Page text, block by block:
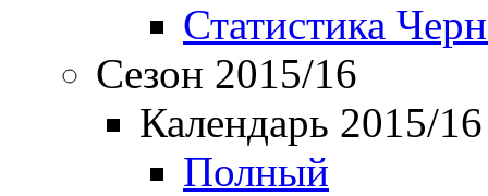
Статистика
Сезон 2015/16
Календарь 2015/16
Полный